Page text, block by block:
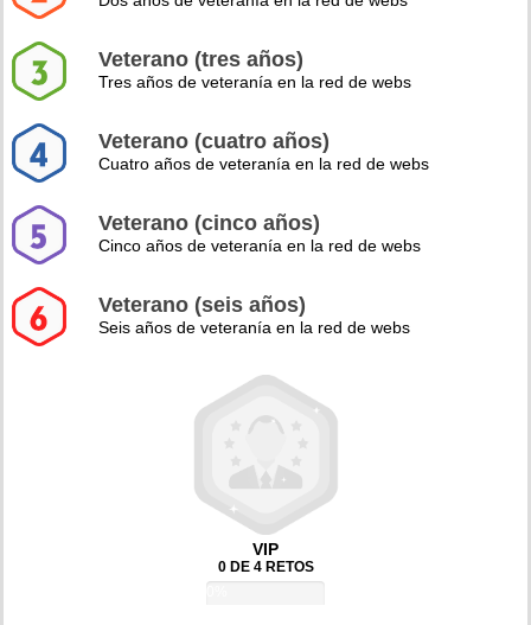
Veterano (tres años)
Tres años de veteranía en la red de webs
Veterano (cuatro años)
Cuatro años de veteranía en la red de webs
Veterano (cinco años)
Cinco años de veteranía en la red de webs
Veterano (seis años)
Seis años de veteranía en la red de webs
VIP
0 DE 4 RETOS